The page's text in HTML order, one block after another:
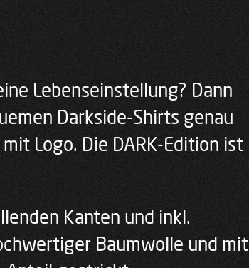
Lebenseinstellung? Dann
Darkside-Shirts genau
Logo. Die DARK-Edition ist
Kanten und inkl.
Baumwolle und mit